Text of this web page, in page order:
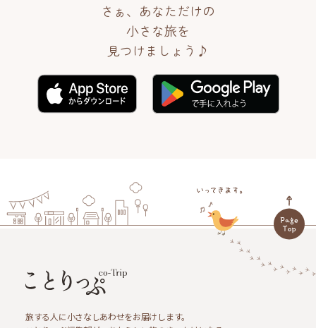
さぁ、あなただけの
小さな旅を
見つけましょう♪
旅する人に小さなしあわせをお届けします。